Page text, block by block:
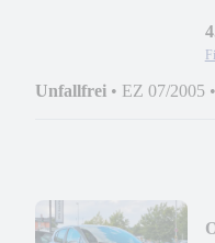
Unfallfrei • EZ 07/2005 •